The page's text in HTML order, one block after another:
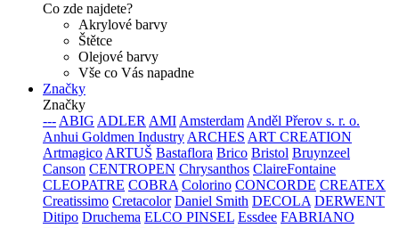
Co zde najdete?
Akrylové barvy
Štětce
Olejové barvy
Vše co Vás napadne
Značky
Značky
--- ABIG ADLER AMI Amsterdam Anděl Přerov s. r. o.
Anhui Goldmen Industry ARCHES ART CREATION
Artmagico ARTUŠ Bastaflora Brico Bristol Bruynzeel
Canson CENTROPEN Chrysanthos ClaireFontaine
CLEOPATRE COBRA Colorino CONCORDE CREATEX
Creatissimo Cretacolor Daniel Smith DECOLA DERWENT
Ditipo Druchema ELCO PINSEL Essdee FABRIANO